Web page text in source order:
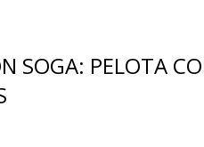
SOGA: PELOTA